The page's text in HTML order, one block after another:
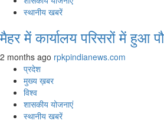
स्थानीय खबरें
मैहर में कार्यालय परिसरों में हुआ
2 months ago rpkpindianews.com
प्रदेश
मुख्य ख़बर
विश्व
शासकीय योजनाएं
स्थानीय खबरें